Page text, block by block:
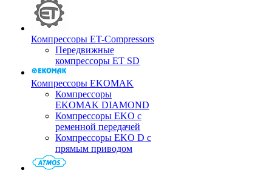
Компрессоры ET-Compressors
Передвижные
компрессоры ET SD
Компрессоры EKOMAK
Компрессоры
EKOMAK DIAMOND
Компрессоры EKO c
ременной передачей
Компрессоры EKO D с
прямым приводом